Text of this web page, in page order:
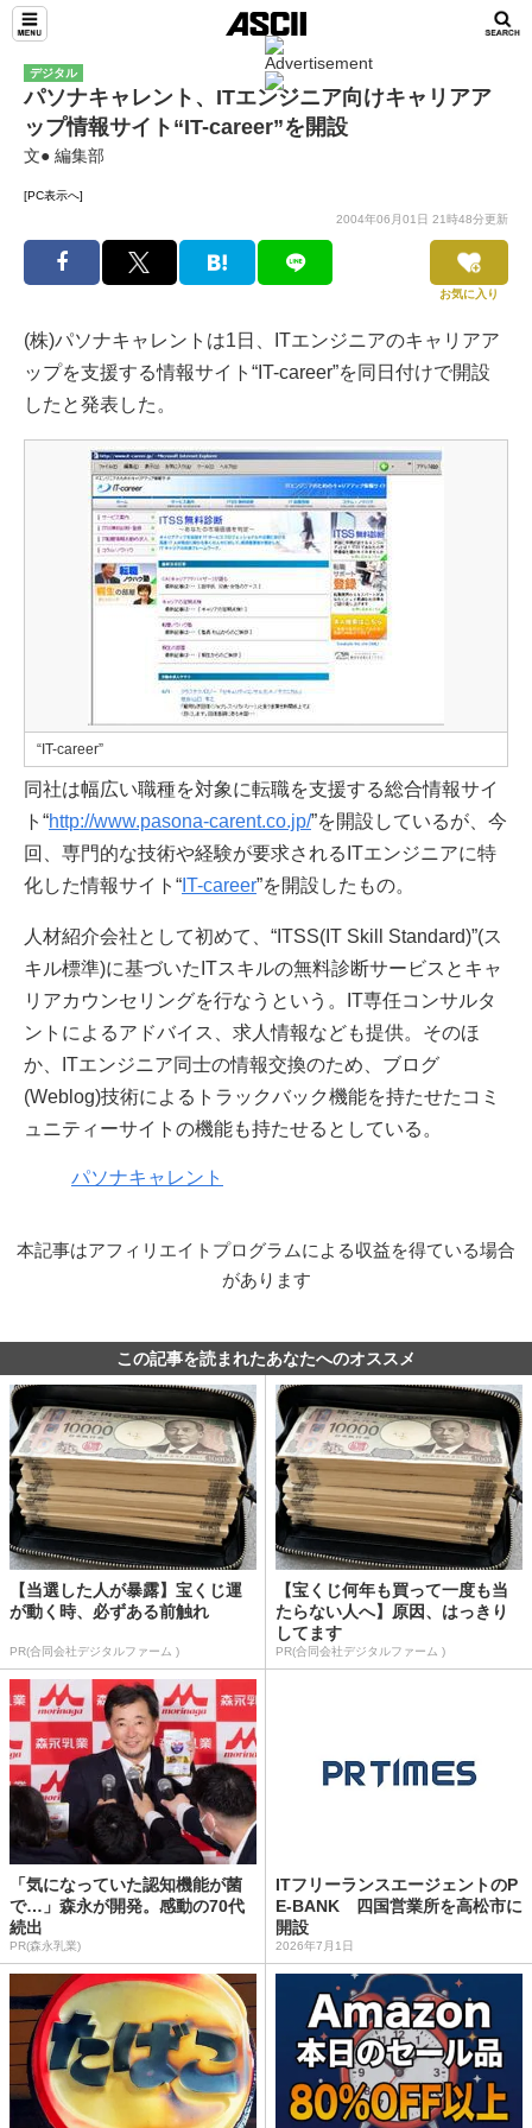
デジタル
パソナキャレント、ITエンジニア向けキャリアア
ップ情報サイト“IT-career”を開設
文● 編集部
[PC表示へ]
2004年06月01日 21時48分更新
お気に入り
(株)パソナキャレントは1日、ITエンジニアのキャリアア
ップを支援する情報サイト“IT-career”を同日付けで開設
したと発表した。
“IT-career”
同社は幅広い職種を対象に転職を支援する総合情報サイ
ト“http://www.pasona-carent.co.jp/”を開設しているが、今
回、専門的な技術や経験が要求されるITエンジニアに特
化した情報サイト“ IT-career”を開設したもの。
人材紹介会社として初めて、“ITSS(IT Skill Standard)”(ス
キル標準)に基づいたITスキルの無料診断サービスとキャ
リアカウンセリングを行なうという。IT専任コンサルタ
ントによるアドバイス、求人情報なども提供。そのほ
か、ITエンジニア同士の情報交換のため、ブログ
(Weblog)技術によるトラックバック機能を持たせたコミ
ュニティーサイトの機能も持たせるとしている。
パソナキャレント
本記事はアフィリエイトプログラムによる収益を得ている場合
があります
この記事を読まれたあなたへのオススメ
【当選した人が暴露】宝くじ運
が動く時、必ずある前触れ
PR(合同会社デジタルファーム )
【宝くじ何年も買って一度も当
たらない人へ】原因、はっきり
してます
PR(合同会社デジタルファーム )
「気になっていた認知機能が菌
で…」森永が開発。感動の70代
続出
PR(森永乳業)
ITフリーランスエージェントのP
E-BANK 四国営業所を高松市に
開設
2026年7月1日